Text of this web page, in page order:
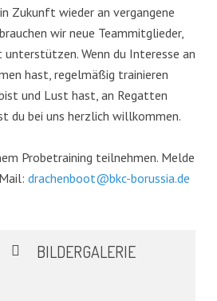
Zukunft wieder an vergangene
wir neue Teammitglieder,
Wenn du Interesse an
hast, regelmäßig trainieren
und Lust hast, an Regatten
du bei uns herzlich willkommen.
Probetraining teilnehmen. Melde
drachenboot@bkc-borussia.de
BILDERGALERIE